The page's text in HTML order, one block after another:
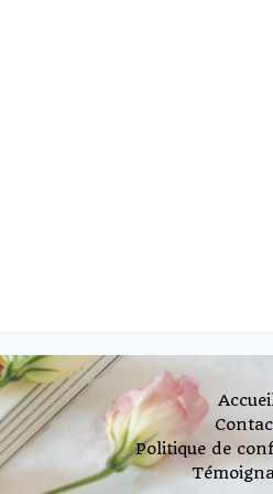
Politique de